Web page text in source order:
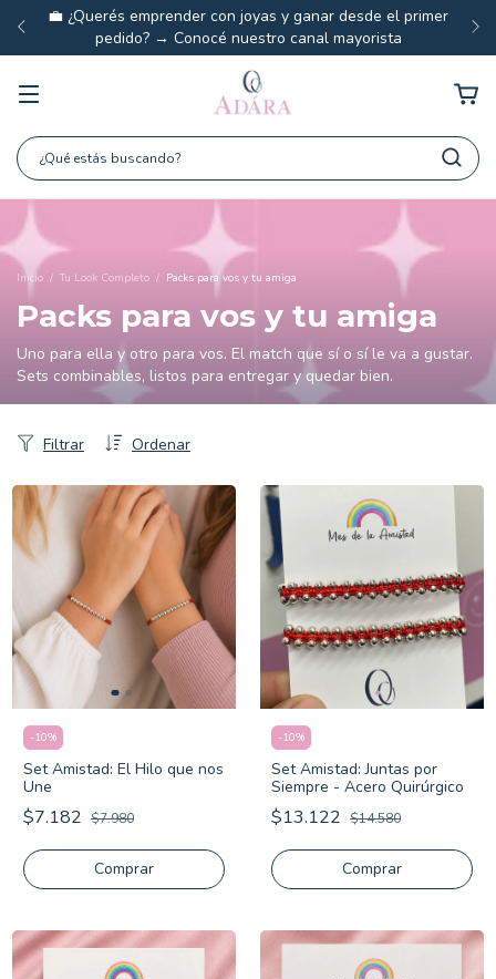
💼 ¿Querés emprender con joyas y ganar desde el primer
pedido? → Conocé nuestro canal mayorista
Inicio / Tu Look Completo / Packs para vos y tu amiga
Packs para vos y tu amiga
Uno para ella y otro para vos. El match que sí o sí le va a gustar.
Sets combinables, listos para entregar y quedar bien.
Ordenar
Filtrar
-10%
Set Amistad: El Hilo que nos
Une
$7.182 $7.980
-10%
Set Amistad: Juntas por
Siempre - Acero Quirúrgico
$13.122 $14.580